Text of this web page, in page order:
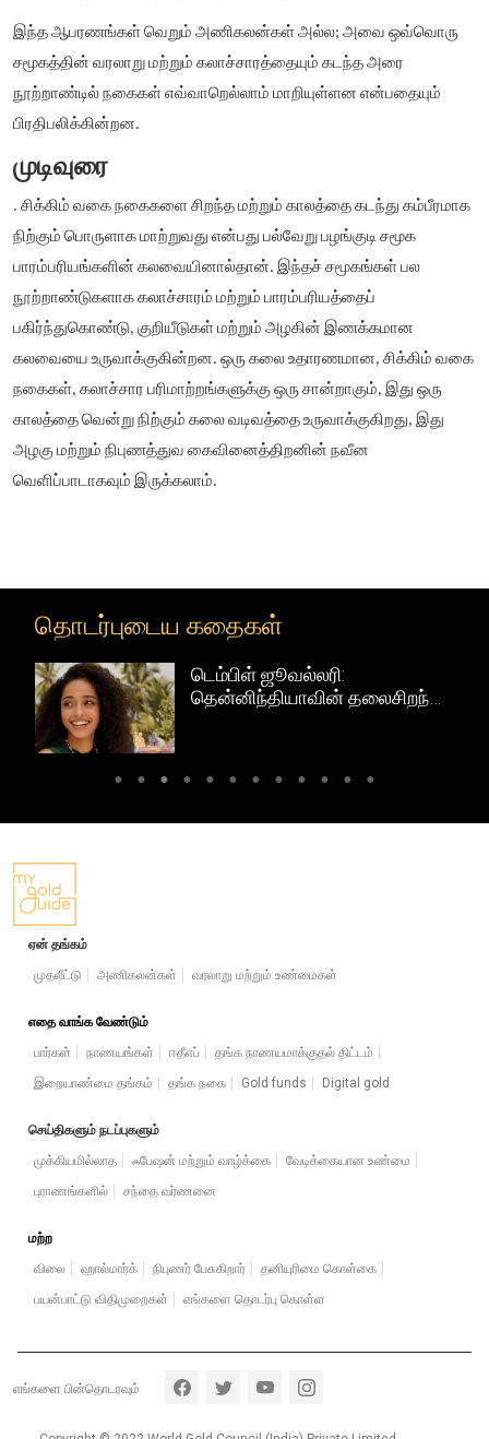
இந்த ஆபரணங்கள் வெறும் அணிகலன்கள் அல்ல; அவை ஒவ்வொரு
சமூகத்தின் வரலாறு மற்றும் கலாச்சாரத்தையும் கடந்த அரை
நூற்றாண்டில் நகைகள் எவ்வாறெல்லாம் மாறியுள்ளன என்பதையும்
பிரதிபலிக்கின்றன.
முடிவுரை
. சிக்கிம் வகை நகைகளை சிறந்த மற்றும் காலத்தை கடந்து கம்பீரமாக
நிற்கும் பொருளாக மாற்றுவது என்பது பல்வேறு பழங்குடி சமூக
பாரம்பரியங்களின் கலவையினால்தான். இந்தச் சமூகங்கள் பல
நூற்றாண்டுகளாக கலாச்சாரம் மற்றும் பாரம்பரியத்தைப்
பகிர்ந்துகொண்டு, குறியீடுகள் மற்றும் அழகின் இணக்கமான
கலவையை உருவாக்குகின்றன. ஒரு கலை உதாரணமான, சிக்கிம் வகை
நகைகள், கலாச்சார பரிமாற்றங்களுக்கு ஒரு சான்றாகும், இது ஒரு
காலத்தை வென்று நிற்கும் கலை வடிவத்தை உருவாக்குகிறது, இது
அழகு மற்றும் நிபுணத்துவ கைவினைத்திறனின் நவீன
வெளிப்பாடாகவும் இருக்கலாம்.
தொடர்புடைய கதைகள்
டெம்பிள் ஜூவல்லரி:
தென்னிந்தியாவின் தலைசிறந்த
ஏன் தங்கம்
முதலீட்டு
அணிகலன்கள் வரலாறு மற்றும் உண்மைகள்
எதை வாங்க வேண்டும்
பார்கள்
நாணயங்கள் ஈதீஎப்
தங்க நாணயமாக்குதல் திட்டம்
இறையாண்மை தங்கம்
தங்க நகை Gold funds Digital gold
செய்திகளும் நடப்புகளும்
முக்கியமில்லாத
ஃபேஷன் மற்றும் வாழ்க்கை
வேடிக்கையான உண்மை
புராணங்களில்
சந்தை வர்ணனை
மற்ற
விலை
ஹால்மார்க் நிபுணர் பேசுகிறார்
தனியுரிமை கொள்கை
பயன்பாட்டு விதிமுறைகள்
எங்களை தொடர்பு கொள்ள
Footer section 5
எங்களை பின்தொடரவும்